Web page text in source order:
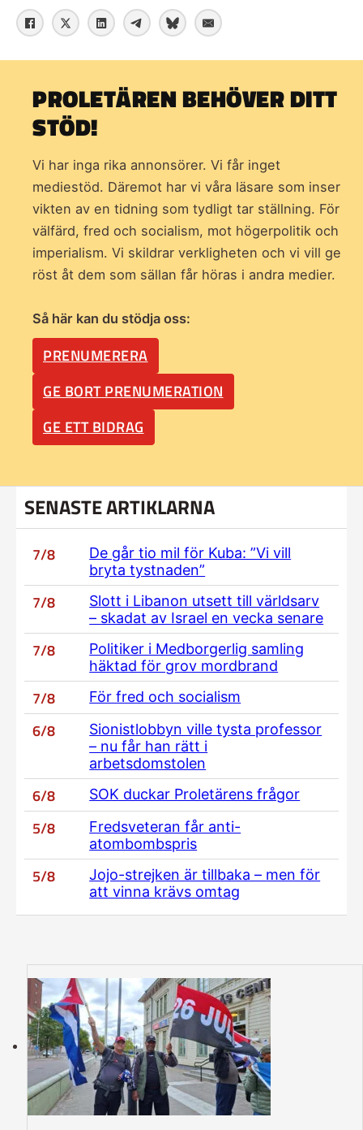
PROLETÄREN BEHÖVER DITT
STÖD!
Vi har inga rika annonsörer. Vi får inget
mediestöd. Däremot har vi våra läsare som inser
vikten av en tidning som tydligt tar ställning. För
välfärd, fred och socialism, mot högerpolitik och
imperialism. Vi skildrar verkligheten och vi vill ge
röst åt dem som sällan får höras i andra medier.
Så här kan du stödja oss:
PRENUMERERA
GE BORT PRENUMERATION
GE ETT BIDRAG
SENASTE ARTIKLARNA
7/8
De går tio mil för Kuba: ”Vi vill
bryta tystnaden”
7/8
Slott i Libanon utsett till världsarv
– skadat av Israel en vecka senare
7/8
Politiker i Medborgerlig samling
häktad för grov mordbrand
7/8 För fred och socialism
6/8
Sionistlobbyn ville tysta professor
– nu får han rätt i
arbetsdomstolen
6/8 SOK duckar Proletärens frågor
5/8
Fredsveteran får anti-
atombombspris
5/8
Jojo-strejken är tillbaka – men för
att vinna krävs omtag